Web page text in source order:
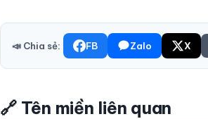
📣 Chia sẻ: FB Zalo X
🔗 Tên miền liên quan